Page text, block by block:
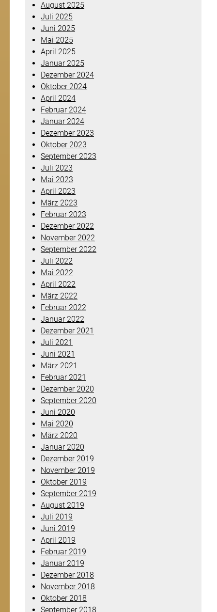
August 2025
Juli 2025
Juni 2025
Mai 2025
April 2025
Januar 2025
Dezember 2024
Oktober 2024
April 2024
Februar 2024
Januar 2024
Dezember 2023
Oktober 2023
September 2023
Juli 2023
Mai 2023
April 2023
März 2023
Februar 2023
Dezember 2022
November 2022
September 2022
Juli 2022
Mai 2022
April 2022
März 2022
Februar 2022
Januar 2022
Dezember 2021
Juli 2021
Juni 2021
März 2021
Februar 2021
Dezember 2020
September 2020
Juni 2020
Mai 2020
März 2020
Januar 2020
Dezember 2019
November 2019
Oktober 2019
September 2019
August 2019
Juli 2019
Juni 2019
April 2019
Februar 2019
Januar 2019
Dezember 2018
November 2018
Oktober 2018
September 2018